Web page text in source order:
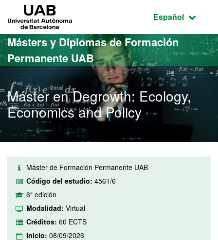
Acceso al contenido principal
Acceso a la navegación de la página
Idioma
Español
Másters y Diplomas de Formación
Permanente UAB
Máster en Degrowth: Ecology,
Economics and Policy
Máster de Formación Permanente UAB
Código del estudio: 4561/6
6ª edición
Modalidad: Virtual
Créditos: 60 ECTS
Inicio: 08/09/2026